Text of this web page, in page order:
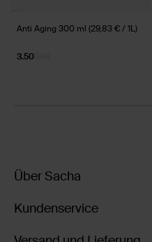
Anti Aging 300 ml (29,83 € / 1L)
3.50
Über Sacha
Kundenservice